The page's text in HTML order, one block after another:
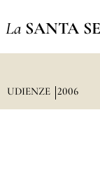
La SANTA
UDIENZE 2006